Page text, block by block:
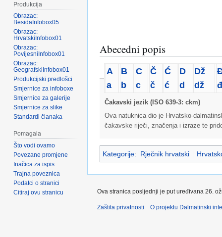
Abecedni popis
A
a
B
b
C
c
Č
č
Ć
ć
D
d
Dž
dž
đ
Čakavski jezik (ISO 639-3: ckm)
Ova natuknica dio je Hrvatsko-
čakavske riječi, značenja i izraze te
Kategorije: Rječnik hrvatski
Produkcija
Obrazac:
BesidaInfobox05
Obrazac:
HrvatskiInfobox01
Obrazac:
PovijesniInfobox01
Obrazac:
GeografskiInfobox01
Produkcijski predlošci
Smjernice za infoboxe
Smjernice za galerije
Smjernice za slike
Standardi članaka
Pomagala
Što vodi ovamo
Povezane promjene
Inačica za ispis
Trajna poveznica
Podatci o stranici
Citiraj ovu stranicu
Ova stranica posljednji je put uređivana 26.
Zaštita privatnosti O projektu Dalmatinski